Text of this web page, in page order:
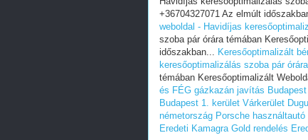
+36704327071 Az elmúlt
weboldal - Havidíjas
szoba pár órára témában
időszakban... Keresőoptimalizált
keresőoptimalizálás szoba pár
témában Keresőoptimalizált
és FÉG gázkazán javítás
Budapest 1. kerület Várkerület
németország Porsche
Eredeti Kamagra Gold rendelés